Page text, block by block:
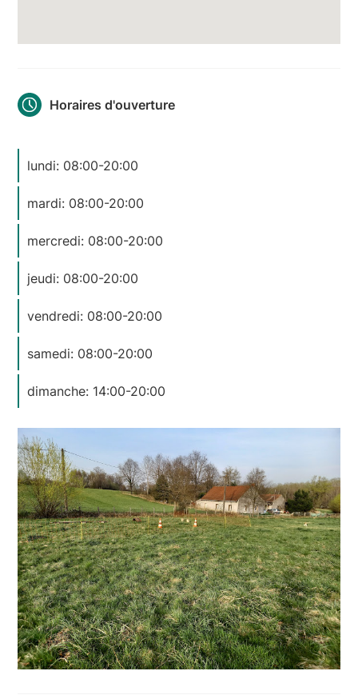
Horaires d'ouverture
lundi: 08:00-20:00
mardi: 08:00-20:00
mercredi: 08:00-20:00
jeudi: 08:00-20:00
vendredi: 08:00-20:00
samedi: 08:00-20:00
dimanche: 14:00-20:00